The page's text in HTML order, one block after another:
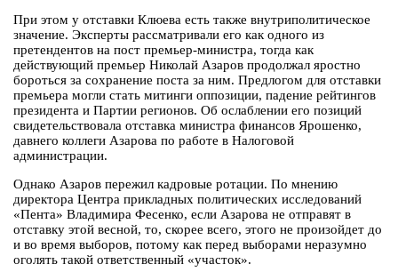
При этом у отставки Клюева есть также внутриполитическое
значение. Эксперты рассматривали его как одного из
претендентов на пост премьер-министра, тогда как
действующий премьер Николай Азаров продолжал яростно
бороться за сохранение поста за ним. Предлогом для отставки
премьера могли стать митинги оппозиции, падение рейтингов
президента и Партии регионов. Об ослаблении его позиций
свидетельствовала отставка министра финансов Ярошенко,
давнего коллеги Азарова по работе в Налоговой
администрации.
Однако Азаров пережил кадровые ротации. По мнению
директора Центра прикладных политических исследований
«Пента» Владимира Фесенко, если Азарова не отправят в
отставку этой весной, то, скорее всего, этого не произойдет до
и во время выборов, потому как перед выборами неразумно
оголять такой ответственный «участок».